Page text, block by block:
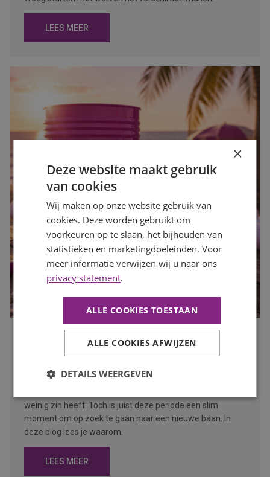
LEES MEER
Waarom de bouwvak hét moment is om op zoek te gaan
AuteurMayra Wokke
weinig zin heeft. Toch is juist deze periode een slim
moment om op zoek te gaan naar een nieuwe baan. In
deze blog lees je waarom.
LEES MEER
×
Deze website maakt gebruik
van cookies
Wij maken op onze website gebruik van
cookies. Deze worden gebruikt om
voorkeuren op te slaan, het bijhouden van
statistieken en marketingdoeleinden. Voor
meer informatie verwijzen wij u naar ons
privacy statement.
ALLE COOKIES TOESTAAN
ALLE COOKIES AFWIJZEN
DETAILS WEERGEVEN